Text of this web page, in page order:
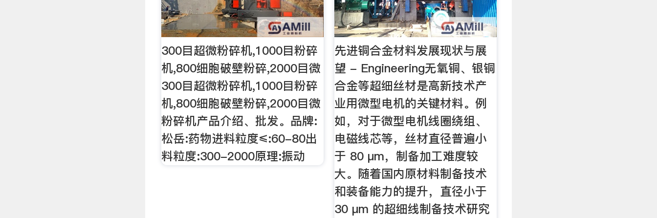
300目超微粉碎机,1000目粉碎
机,800细胞破壁粉碎,2000目微
300目超微粉碎机,1000目粉碎
机,800细胞破壁粉碎,2000目微
粉碎机产品介绍、批发。品牌:
松岳:药物进料粒度≤:60-80出
料粒度:300-2000原理:振动
先进铜合金材料发展现状与展
望 - Engineering无氧铜、银铜
合金等超细丝材是高新技术产
业用微型电机的关键材料。例
如，对于微型电机线圈绕组、
电磁线芯等，丝材直径普遍小
于 80 μm，制备加工难度较
大。随着国内原材料制备技术
和装备能力的提升，直径小于
30 μm 的超细线制备技术研究